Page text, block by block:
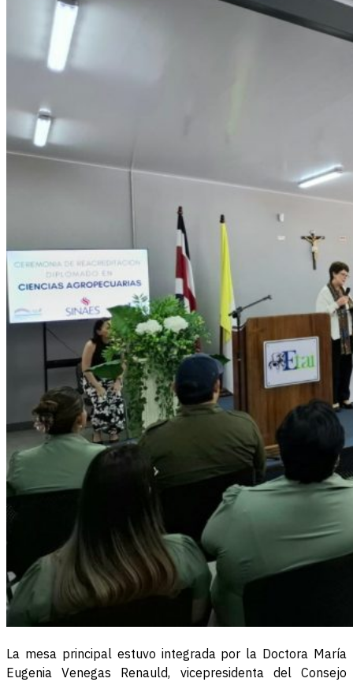
La mesa principal estuvo integrada por la Doctora María
Eugenia Venegas Renauld, vicepresidenta del Consejo